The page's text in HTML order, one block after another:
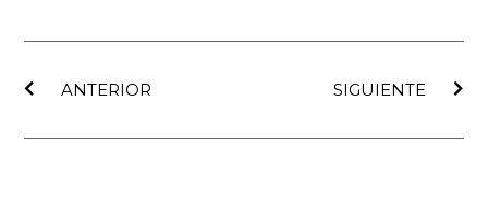
ANTERIOR
SIGUIENTE